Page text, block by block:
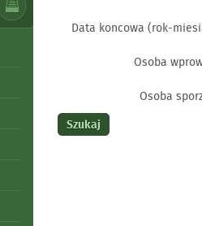
Data koncowa (rok-
Osoba
Osoba